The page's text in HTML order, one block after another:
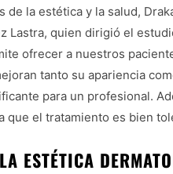
de la estética y la salud,
Lastra, quien dirigió el
ofrecer a nuestros
tanto su apariencia
para un profesional.
que el tratamiento es bien
ESTÉTICA